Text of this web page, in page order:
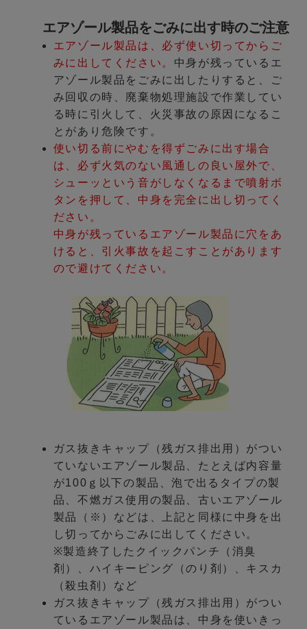
エアゾール製品をごみに出す時のご注意
エアゾール製品は、必ず使い切ってからご
みに出してください。 中身が残っているエ
アゾール製品をごみに出したりすると、ご
み回収の時、廃棄物処理施設で作業してい
る時に引火して、火災事故の原因になるこ
とがあり危険です。
使い切る前にやむを得ずごみに出す場合
は、必ず火気のない風通しの良い屋外で、
シューッという音がしなくなるまで噴射ボ
タンを押して、中身を完全に出し切ってく
ださい。
中身が残っているエアゾール製品に穴をあ
けると、引火事故を起こすことがあります
ので避けてください。
ガス抜きキャップ（残ガス排出用）がつい
ていないエアゾール製品、たとえば内容量
が100ｇ以下の製品、泡で出るタイプの製
品、不燃ガス使用の製品、古いエアゾール
製品（※）などは、上記と同様に中身を出
し切ってからごみに出してください。
※製造終了したクイックパンチ（消臭
剤）、ハイキーピング（のり剤）、キスカ
（殺虫剤）など
ガス抜きキャップ（残ガス排出用）がつい
ているエアゾール製品は、中身を使いきっ